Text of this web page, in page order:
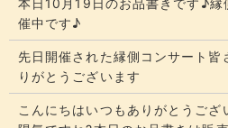
催中です♪
先日開催された縁側コンサート皆
りがとうございます
こんにちはいつもありがとうご